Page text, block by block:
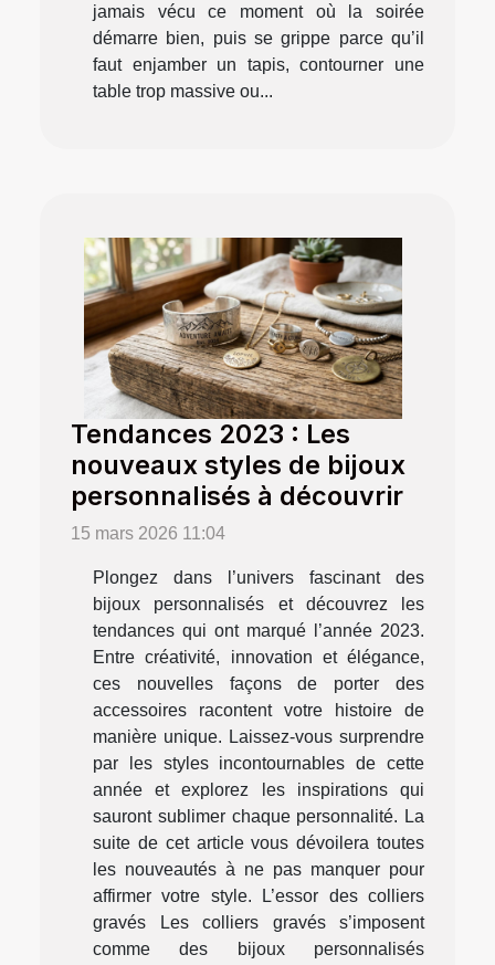
jamais vécu ce moment où la soirée
démarre bien, puis se grippe parce qu’il
faut enjamber un tapis, contourner une
table trop massive ou...
Tendances 2023 : Les
nouveaux styles de bijoux
personnalisés à découvrir
15 mars 2026 11:04
Plongez dans l’univers fascinant des
bijoux personnalisés et découvrez les
tendances qui ont marqué l’année 2023.
Entre créativité, innovation et élégance,
ces nouvelles façons de porter des
accessoires racontent votre histoire de
manière unique. Laissez-vous surprendre
par les styles incontournables de cette
année et explorez les inspirations qui
sauront sublimer chaque personnalité. La
suite de cet article vous dévoilera toutes
les nouveautés à ne pas manquer pour
affirmer votre style. L’essor des colliers
gravés Les colliers gravés s’imposent
comme des bijoux personnalisés